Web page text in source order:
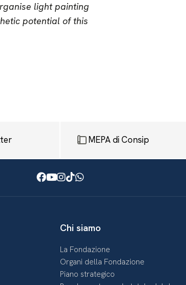
light painting
potential of this
MEPA di Consip
Facebook
Youtube
Instagram
TikTok
WhatsApp
Chi siamo
La Fondazione
Organi della Fondazione
Piano strategico